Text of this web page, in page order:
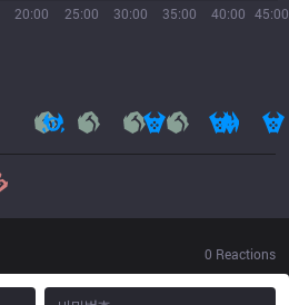
20:00 25:00 30:00 35:00 40:00 45:00
0 Reactions